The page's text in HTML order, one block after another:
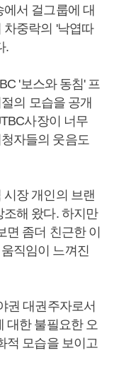
서 걸그룹에 대
중락의 '낙엽따
.
'보스와 동침' 프
의 모습을 공개
사장이 너무
자들의 웃음도
장 개인의 브랜
해 왔다. 하지만
좀더 친근한 이
직임이 느껴진
권 대권주자로서
대한 불필요한 오
적 모습을 보이고